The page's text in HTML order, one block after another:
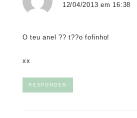
12/04/2013 em 16:38
O teu anel ?? t??o fofinho!
xx
RESPONDER